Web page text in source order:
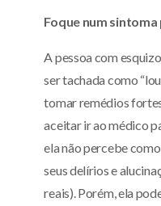
Foque num
A pessoa com
ser tachada como
tomar remédios
aceitar ir ao médico
ela não percebe
seus delírios e
reais). Porém, ela